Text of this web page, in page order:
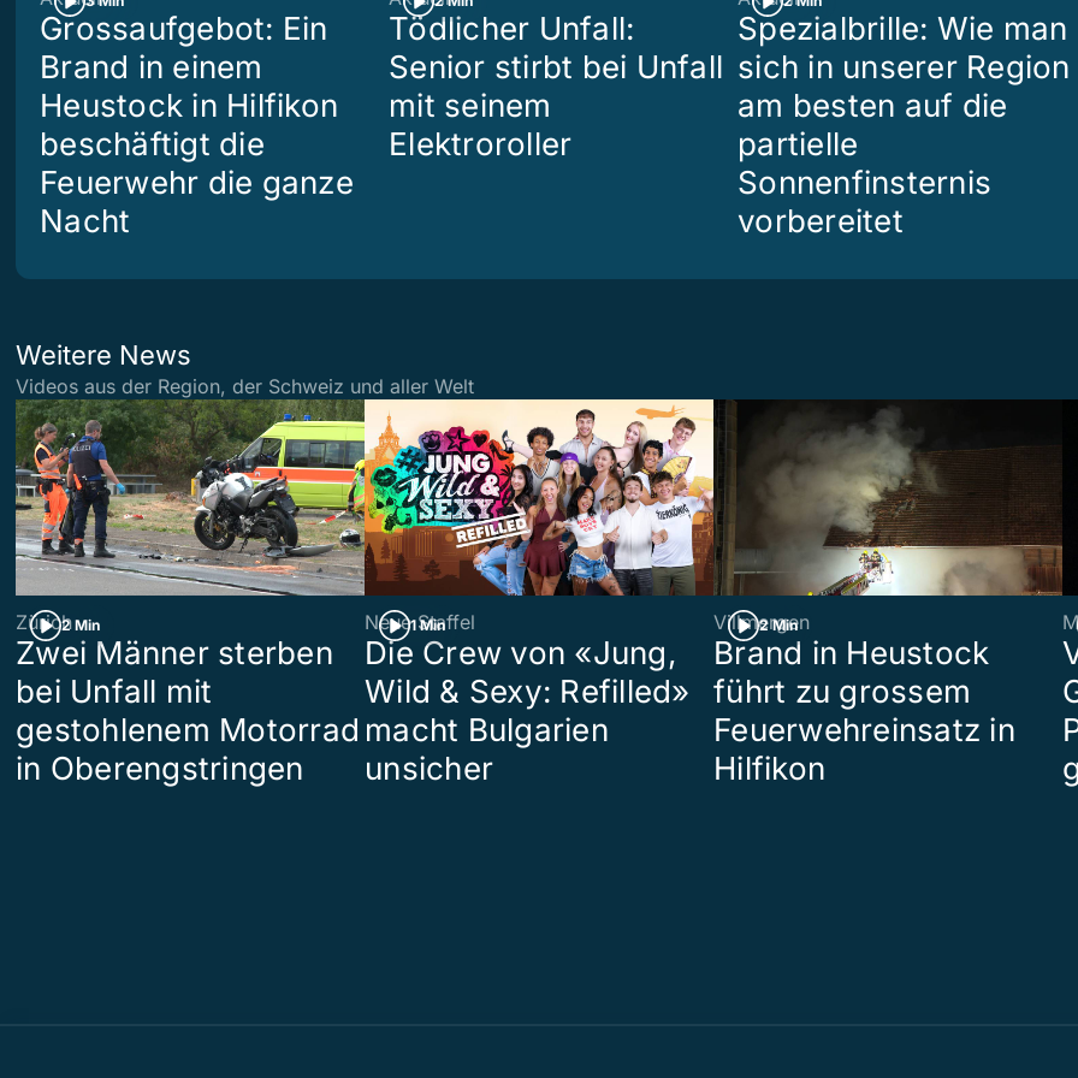
Grossaufgebot: Ein
Brand in einem
Heustock in Hilfikon
beschäftigt die
Feuerwehr die ganze
Nacht
Tödlicher Unfall:
Senior stirbt bei Unfall
mit seinem
Elektroroller
Spezialbrille: Wie man
sich in unserer Region
am besten auf die
partielle
Sonnenfinsternis
vorbereitet
Weitere News
Videos aus der Region, der Schweiz und aller Welt
2 Min
Zürich
Zwei Männer sterben
bei Unfall mit
gestohlenem Motorrad
in Oberengstringen
1 Min
Neue Staffel
Die Crew von «Jung,
Wild & Sexy: Refilled»
macht Bulgarien
unsicher
2 Min
Villmergen
Brand in Heustock
führt zu grossem
Feuerwehreinsatz in
Hilfikon